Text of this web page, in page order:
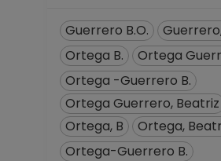
Guerrero B.O.
Ortega B.
Ortega
Ortega -Guerrero B.
Ortega Guerrero, Beatriz
Ortega, B
Ortega,
Ortega-Guerrero B.